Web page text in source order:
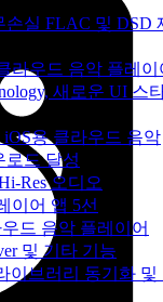
손실 FLAC 및 DSD
라우드 음악 플레이
새로운 UI 스
iOS용 클라우드 음악
로드 달성
Res 오디오
이어 앱 5선
드 음악 플레이어
및 기타 기능
이브러리 동기화 및